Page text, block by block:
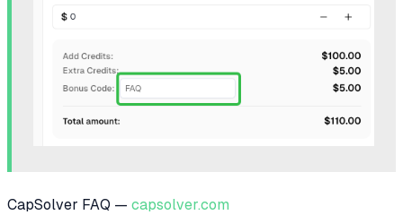
CapSolver FAQ — capsolver.com